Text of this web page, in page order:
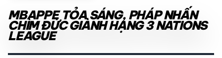
THỂ THAO expand_more
VIDEO
MBAPPE TỎA SÁNG, PHÁP NHẤN
CHÌM ĐỨC GIÀNH HẠNG 3 NATIONS
LEAGUE